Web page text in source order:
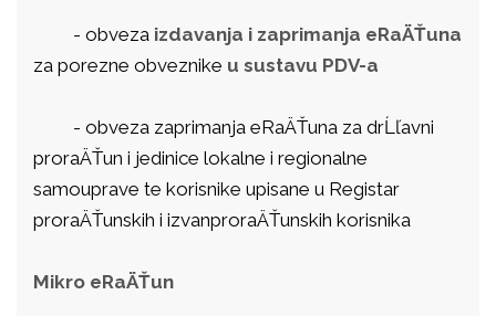
- obveza izdavanja i zaprimanja eRaÄŤuna
za porezne obveznike u sustavu PDV-a
- obveza zaprimanja eRaÄŤuna za drĹľavni
proraÄŤun i jedinice lokalne i regionalne
samouprave te korisnike upisane u Registar
proraÄŤunskih i izvanproraÄŤunskih korisnika
Mikro eRaÄŤun